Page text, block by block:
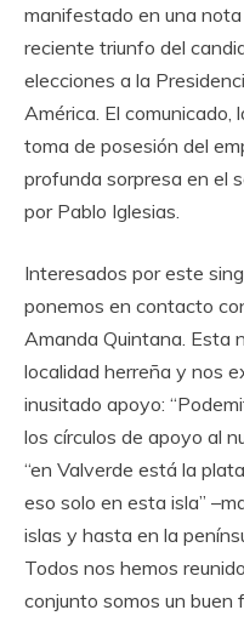
manifestado en una
reciente triunfo del
elecciones a la
América. El comunicado,
toma de posesión del
profunda sorpresa en el
por Pablo Iglesias.
Interesados por este
ponemos en contacto
Amanda Quintana. Esta
localidad herreña y nos
inusitado apoyo:
los círculos de apoyo al
“en Valverde está la
eso solo en esta isla”
islas y hasta en la
Todos nos hemos
conjunto somos un buen